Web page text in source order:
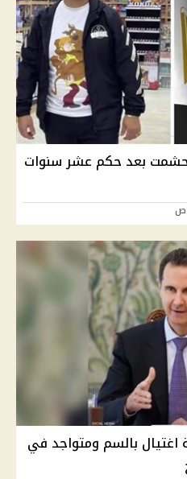
بعد حكم عشر سنوات
اغتيال بالسم ومتواجد في